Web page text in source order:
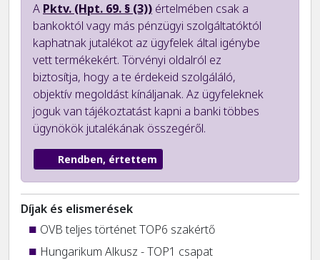
A Pktv. (Hpt. 69. § (3)) értelmében csak a
bankoktól vagy más pénzügyi szolgáltatóktól
kaphatnak jutalékot az ügyfelek által igénybe
vett termékekért. Törvényi oldalról ez
biztosítja, hogy a te érdekeid szolgáláló,
objektív megoldást kínáljanak. Az ügyfeleknek
joguk van tájékoztatást kapni a banki többes
ügynökök jutalékának összegéről.
Rendben, értettem
Díjak és elismerések
OVB teljes történet TOP6 szakértő
Hungarikum Alkusz - TOP1 csapat